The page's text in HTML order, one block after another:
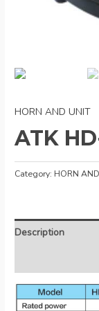
HORN AND UNIT
ATK
Category: HORN
Description